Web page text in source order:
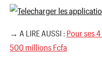
→ A LIRE AUSSI : Pour ses
500 millions Fcfa